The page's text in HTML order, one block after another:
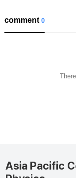
comment0
Asia Pacific